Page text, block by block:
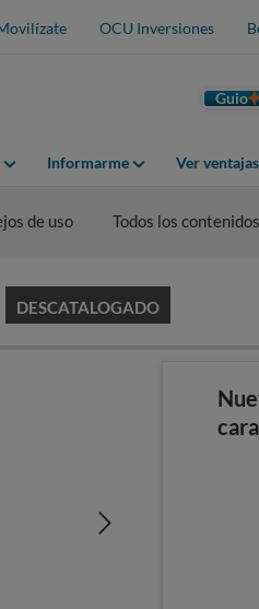
OCU Inversiones
Guio
Informarme Ver
de uso Todos los contenidos
DESCATALOGADO